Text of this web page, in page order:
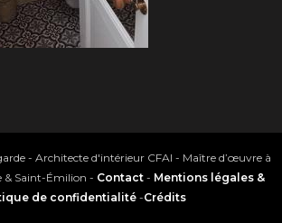
- Architecte d'intérieur CFAI - Maître d’œuvre à
& Saint-Émilion - Contact- Mentions légales &
de confidentialité-Crédits